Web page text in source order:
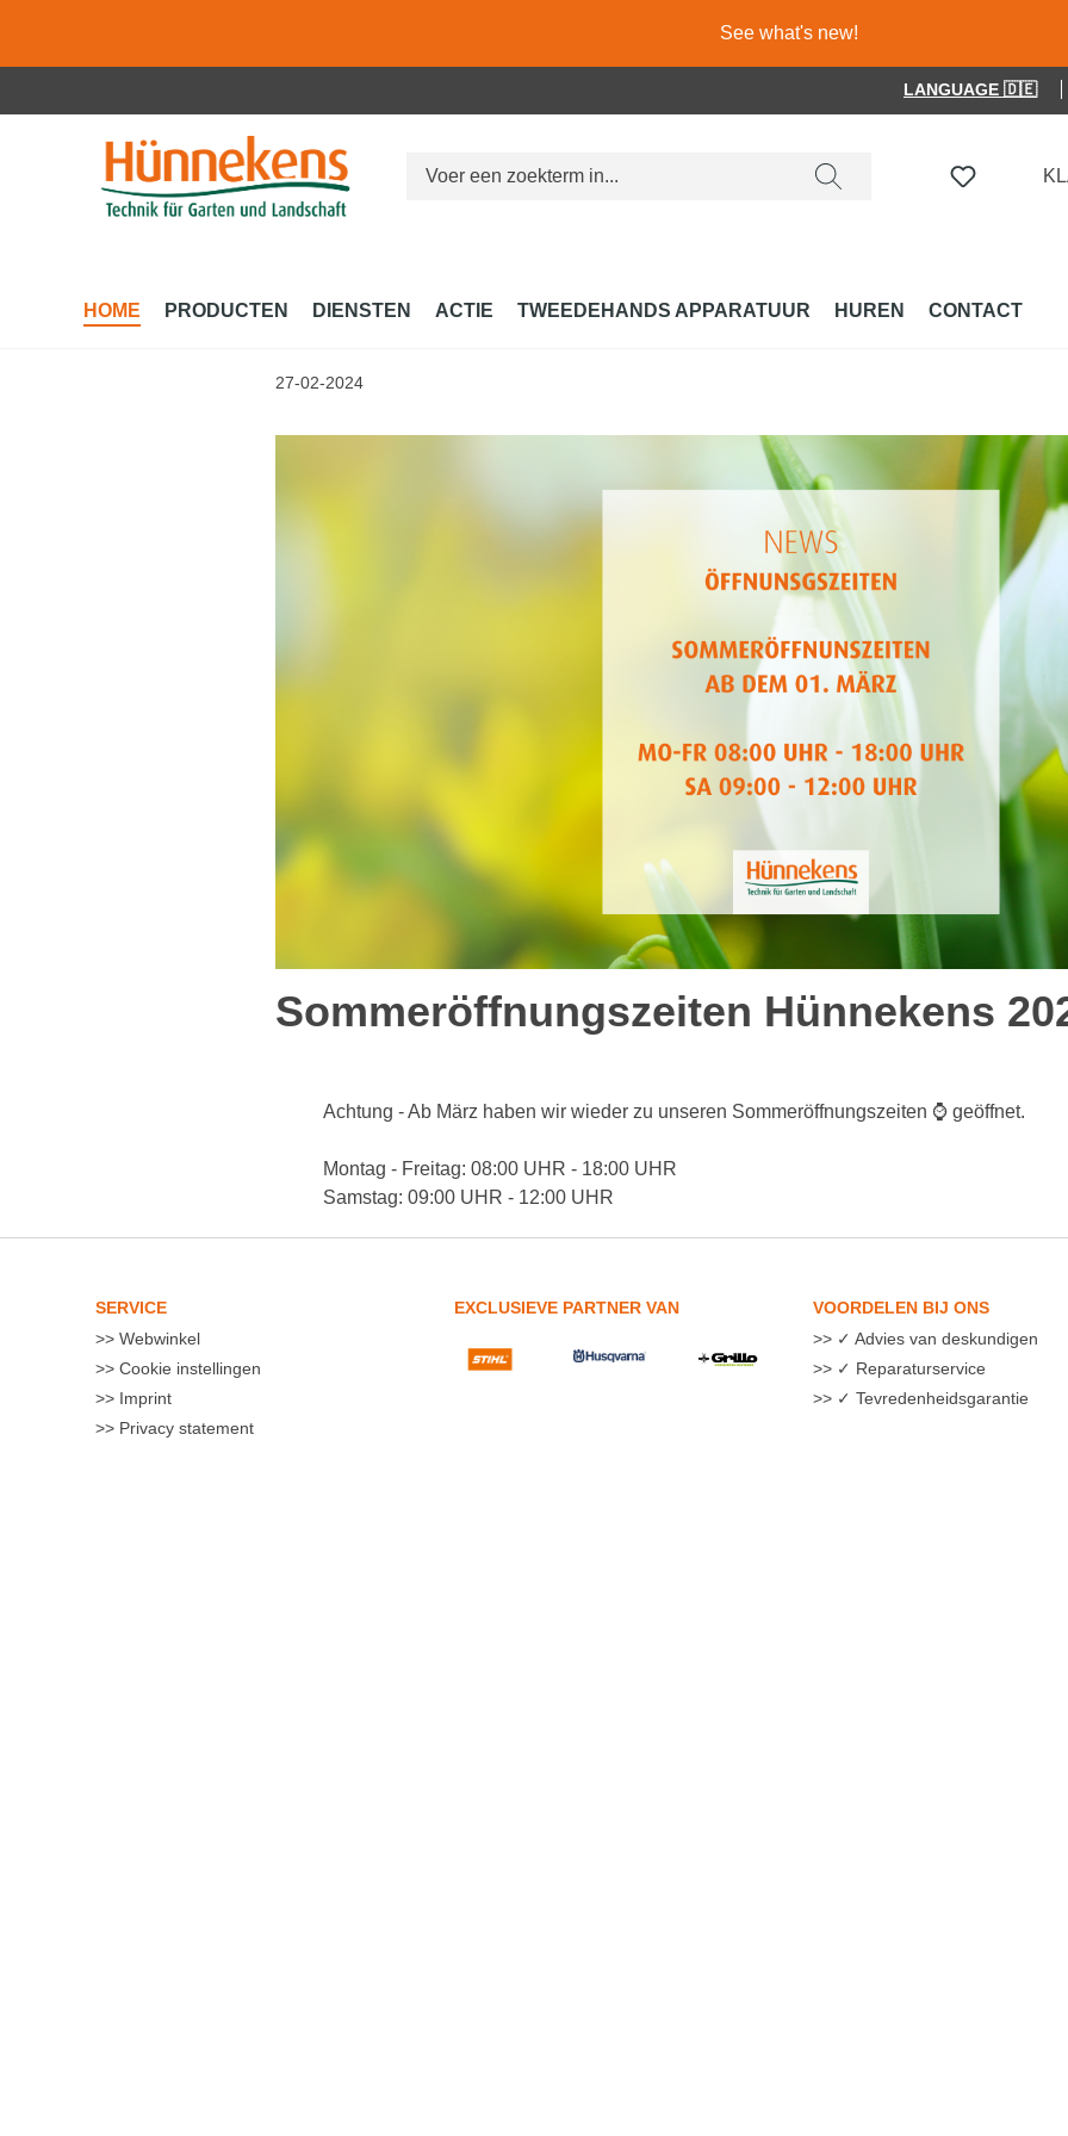
See what's new!
LANGUAGE 🇩🇪
JE HEBT
HOME PRODUCTEN DIENSTEN ACTIE TWEEDEHANDS APPARATUUR HUREN CONTACT
27-02-2024
Sommeröffnungszeiten Hünnekens
Achtung - Ab März haben wir wieder zu unseren Sommeröffnungszeiten ⌚ geöffnet.
Montag - Freitag: 08:00 UHR - 18:00 UHR
Samstag: 09:00 UHR - 12:00 UHR
SERVICE
Webwinkel
Cookie instellingen
Imprint
Privacy statement
EXCLUSIEVE PARTNER VAN
VOORDELEN BIJ ONS
✓ Advies van deskundigen
✓ Reparaturservice
✓ Tevredenheidsgarantie